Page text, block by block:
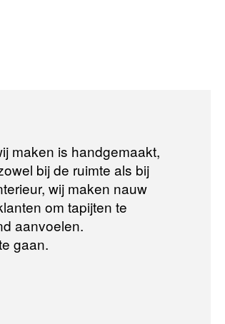
maken is handgemaakt,
bij de ruimte als bij
wij maken nauw
om tapijten te
aanvoelen.
gaan.